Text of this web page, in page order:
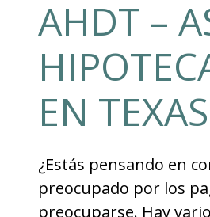
AHDT –
EN TEXAS
¿Estás pensando en
preocupado por los
preocuparse. Hay